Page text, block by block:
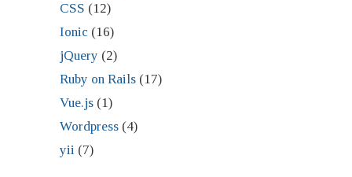
CSS (12)
Ionic (16)
jQuery (2)
Ruby on Rails(17)
Vue.js(1)
Wordpress(4)
yii (7)